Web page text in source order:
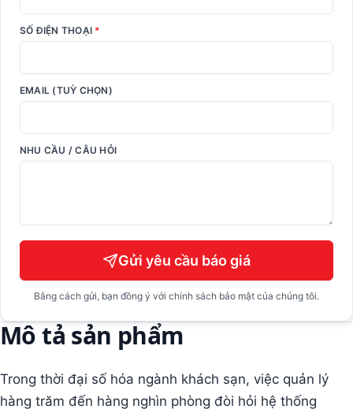
SỐ ĐIỆN THOẠI *
EMAIL (TUỲ CHỌN)
NHU CẦU / CÂU HỎI
Gửi yêu cầu báo giá
Bằng cách gửi, bạn đồng ý với chính sách bảo mật của chúng tôi.
Mô tả sản phẩm
Trong thời đại số hóa ngành khách sạn, việc quản lý
hàng trăm đến hàng nghìn phòng đòi hỏi hệ thống